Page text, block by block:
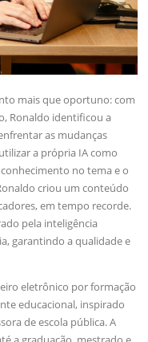
mais que oportuno: com
Ronaldo identificou a
as mudanças
a própria IA como
no tema e o
criou um conteúdo
em tempo recorde.
pela inteligência
garantindo a qualidade e
eletrônico por formação
educacional, inspirado
de escola pública. A